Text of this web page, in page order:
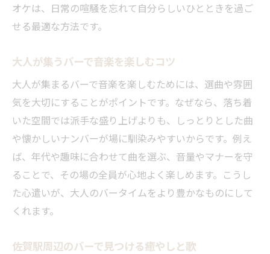
オケは、日常の喧騒を忘れて自分らしいひとときを過ご
せる最適な方法です。
大人が集うバーで音楽を楽しむコツ
大人が集まるバーで音楽を楽しむためには、選曲や雰囲
気を大切にすることがポイントです。なぜなら、落ち着
いた空間では派手な盛り上げよりも、しっとりとした曲
や懐かしいナンバーが場に馴染みやすいからです。例え
ば、年代や趣味に合わせて曲を選ぶ、音量やマナーを守
ることで、その場の全員が心地よく楽しめます。こうし
た心遣いが、大人のバータイムをより豊かなものにして
くれます。
佐賀駅周辺のバーで見つける癒やしと歌